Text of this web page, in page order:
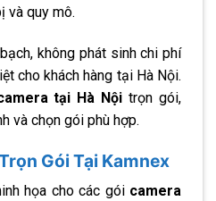
và quy mô.
không phát sinh chi phí
cho khách hàng tại Hà Nội.
tại Hà Nội trọn gói,
và chọn gói phù hợp.
Gói Tại Kamnex
họa cho các gói camera